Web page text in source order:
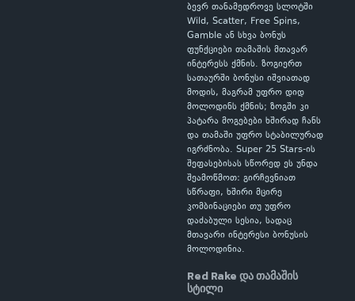
ბევრ თანამედროვე სლოტში
Wild, Scatter, Free Spins,
Gamble ან სხვა ბონუს
ფუნქციები თამაშის მთავარ
ინტერესს ქმნის. ზოგიერთ
სათაურში ბონუსი იშვიათად
მოდის, მაგრამ უფრო დიდ
მოლოდინს ქმნის; ზოგში კი
პატარა მოგებები ხშირად ჩანს
და თამაში უფრო სტაბილურად
იგრძნობა. Super 25 Stars-ის
შეფასებისას სწორედ ეს უნდა
შეამოწმოთ: გირჩევნიათ
სწრაფი, ხშირი მცირე
კომბინაციები თუ უფრო
დაძაბული სესია, სადაც
მთავარი ინტერესი ბონუსის
მოლოდინია.
Red Rake და თამაშის
სტილი